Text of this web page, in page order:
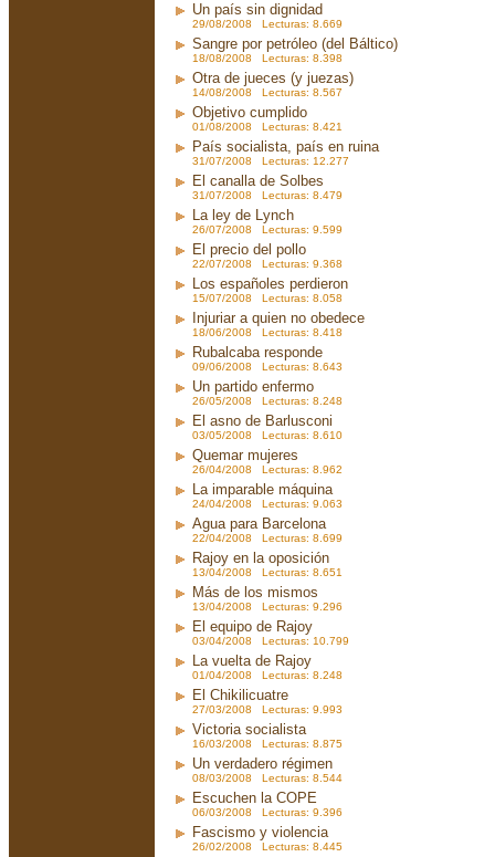
Un país sin dignidad
29/08/2008 Lecturas: 8.669
Sangre por petróleo (del Báltico)
18/08/2008 Lecturas: 8.398
Otra de jueces (y juezas)
14/08/2008 Lecturas: 8.567
Objetivo cumplido
01/08/2008 Lecturas: 8.421
País socialista, país en ruina
31/07/2008 Lecturas: 12.277
El canalla de Solbes
31/07/2008 Lecturas: 8.479
La ley de Lynch
26/07/2008 Lecturas: 9.599
El precio del pollo
22/07/2008 Lecturas: 9.368
Los españoles perdieron
15/07/2008 Lecturas: 8.058
Injuriar a quien no obedece
18/06/2008 Lecturas: 8.418
Rubalcaba responde
09/06/2008 Lecturas: 8.643
Un partido enfermo
26/05/2008 Lecturas: 8.248
El asno de Barlusconi
03/05/2008 Lecturas: 8.610
Quemar mujeres
26/04/2008 Lecturas: 8.962
La imparable máquina
24/04/2008 Lecturas: 9.063
Agua para Barcelona
22/04/2008 Lecturas: 8.699
Rajoy en la oposición
13/04/2008 Lecturas: 8.651
Más de los mismos
13/04/2008 Lecturas: 9.296
El equipo de Rajoy
03/04/2008 Lecturas: 10.799
La vuelta de Rajoy
01/04/2008 Lecturas: 8.248
El Chikilicuatre
27/03/2008 Lecturas: 9.993
Victoria socialista
16/03/2008 Lecturas: 8.875
Un verdadero régimen
08/03/2008 Lecturas: 8.544
Escuchen la COPE
06/03/2008 Lecturas: 9.396
Fascismo y violencia
26/02/2008 Lecturas: 8.445